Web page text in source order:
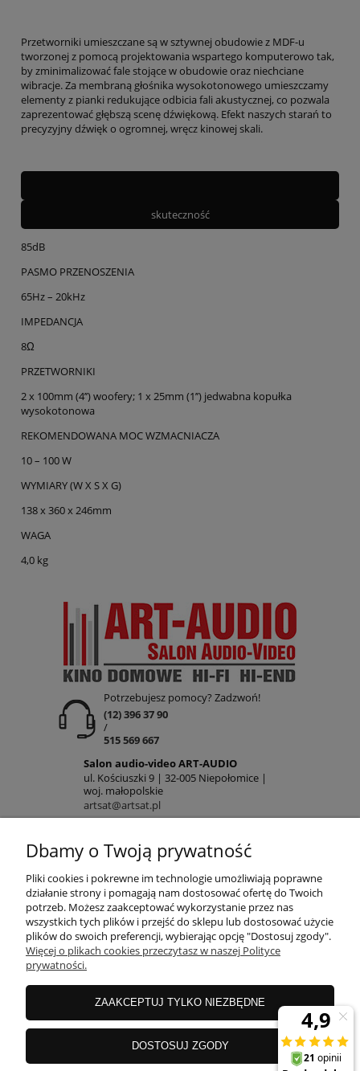
Przetworniki umieszczane są w sztywnej obudowie z MDF-u
tworzonej z pomocą projektowania wspartego komputerowo tak,
by zminimalizować fale stojące w obudowie oraz niechciane
wibracje. Za membraną głośnika wysokotonowego umieszczamy
elementy z pianki redukujące odbicia fali akustycznej, co pozwala
zaprezentować głębszą scenę dźwiękową. Efekt naszych starań to
precyzyjny dźwięk o ogromnej, wręcz kinowej skali.
skuteczność
85dB
PASMO PRZENOSZENIA
65Hz – 20kHz
IMPEDANCJA
8Ω
PRZETWORNIKI
2 x 100mm (4’’) woofery; 1 x 25mm (1’’) jedwabna kopułka
wysokotonowa
REKOMENDOWANA MOC WZMACNIACZA
10 – 100 W
WYMIARY (W X S X G)
138 x 360 x 246mm
WAGA
4,0 kg
Potrzebujesz pomocy? Zadzwoń!
(12) 396 37 90
/
515 569 667
Salon audio-video ART-AUDIO
ul. Kościuszki 9 | 32-005 Niepołomice |
woj. małopolskie
artsat@artsat.pl
NIP: 6782225502 | REGON: 120645712
POMOC
MOJE KONTO
PŁATNOŚCI
INFORMACJE
Dbamy o Twoją prywatność
Pliki cookies i pokrewne im technologie umożliwiają poprawne
działanie strony i pomagają nam dostosować ofertę do Twoich
potrzeb. Możesz zaakceptować wykorzystanie przez nas
wszystkich tych plików i przejść do sklepu lub dostosować użycie
plików do swoich preferencji, wybierając opcję "Dostosuj zgody".
Więcej o plikach cookies przeczytasz w naszej Polityce
prywatności.
ZAAKCEPTUJ TYLKO NIEZBĘDNE
DOSTOSUJ ZGODY